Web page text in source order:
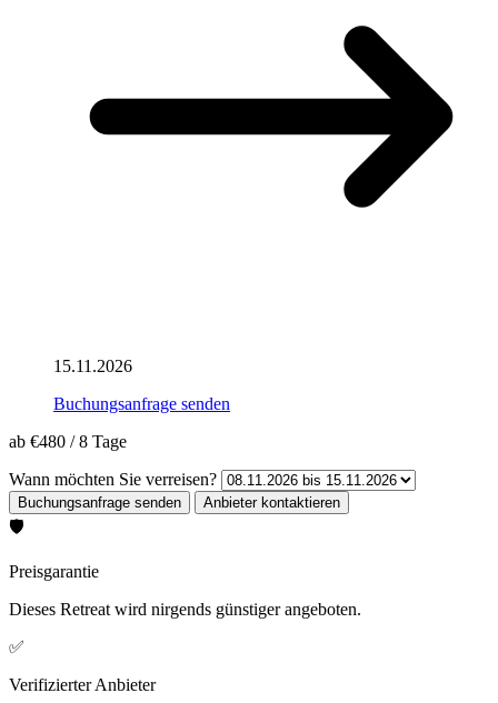
15.11.2026
Buchungsanfrage senden
ab €480 /8 Tage
Wann möchten Sie verreisen?
🛡️
Preisgarantie
Dieses Retreat wird nirgends günstiger angeboten.
✅
Verifizierter Anbieter